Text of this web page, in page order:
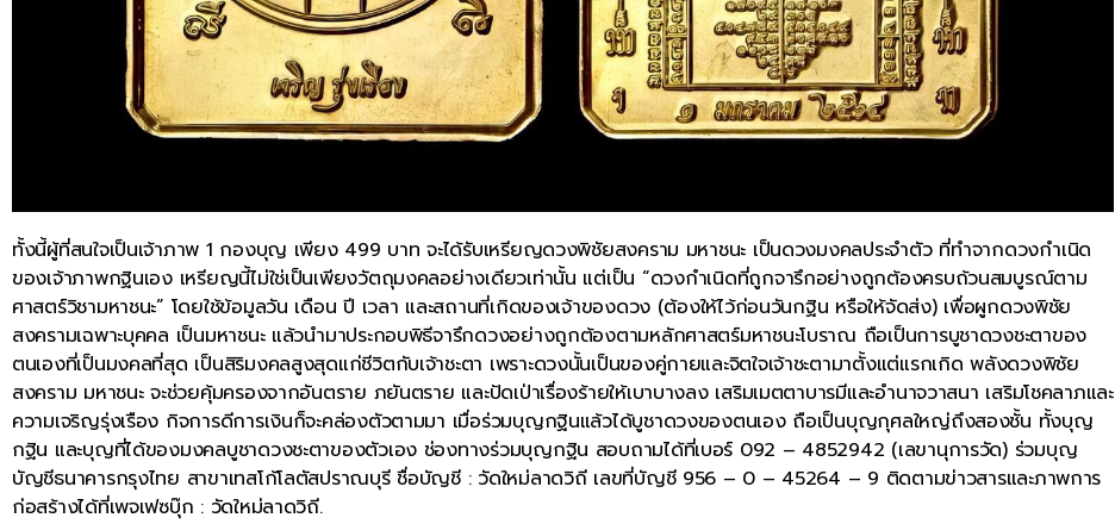
ทั้งนี้ผู้ที่สนใจเป็นเจ้าภาพ 1 กองบุญ เพียง 499 บาท จะได้รับเหรียญดวงพิชัยสงคราม มหาชนะ เป็นดวงมงคลประจำตัว ที่ทำจากดวงกำเนิด
ของเจ้าภาพกฐินเอง เหรียญนี้ไม่ใช่เป็นเพียงวัตถุมงคลอย่างเดียวเท่านั้น แต่เป็น “ดวงกำเนิดที่ถูกจารึกอย่างถูกต้องครบถ้วนสมบูรณ์ตาม
ศาสตร์วิชามหาชนะ” โดยใช้ข้อมูลวัน เดือน ปี เวลา และสถานที่เกิดของเจ้าของดวง (ต้องให้ไว้ก่อนวันกฐิน หรือให้จัดส่ง) เพื่อผูกดวงพิชัย
สงครามเฉพาะบุคคล เป็นมหาชนะ แล้วนำมาประกอบพิธีจารึกดวงอย่างถูกต้องตามหลักศาสตร์มหาชนะโบราณ ถือเป็นการบูชาดวงชะตาของ
ตนเองที่เป็นมงคลที่สุด เป็นสิริมงคลสูงสุดแก่ชีวิตกับเจ้าชะตา เพราะดวงนั้นเป็นของคู่กายและจิตใจเจ้าชะตามาตั้งแต่แรกเกิด พลังดวงพิชัย
สงคราม มหาชนะ จะช่วยคุ้มครองจากอันตราย ภยันตราย และปัดเป่าเรื่องร้ายให้เบาบางลง เสริมเมตตาบารมีและอำนาจวาสนา เสริมโชคลาภและ
ความเจริญรุ่งเรือง กิจการดีการเงินก็จะคล่องตัวตามมา เมื่อร่วมบุญกฐินแล้วได้บูชาดวงของตนเอง ถือเป็นบุญกุศลใหญ่ถึงสองชั้น ทั้งบุญ
กฐิน และบุญที่ได้ของมงคลบูชาดวงชะตาของตัวเอง ช่องทางร่วมบุญกฐิน สอบถามได้ที่เบอร์ 092 – 4852942 (เลขานุการวัด) ร่วมบุญ
บัญชีธนาคารกรุงไทย สาขาเทสโก้โลตัสปราณบุรี ชื่อบัญชี : วัดใหม่ลาดวิถี เลขที่บัญชี 956 – 0 – 45264 – 9 ติดตามข่าวสารและภาพการ
ก่อสร้างได้ที่เพจเฟซบุ๊ก : วัดใหม่ลาดวิถี.